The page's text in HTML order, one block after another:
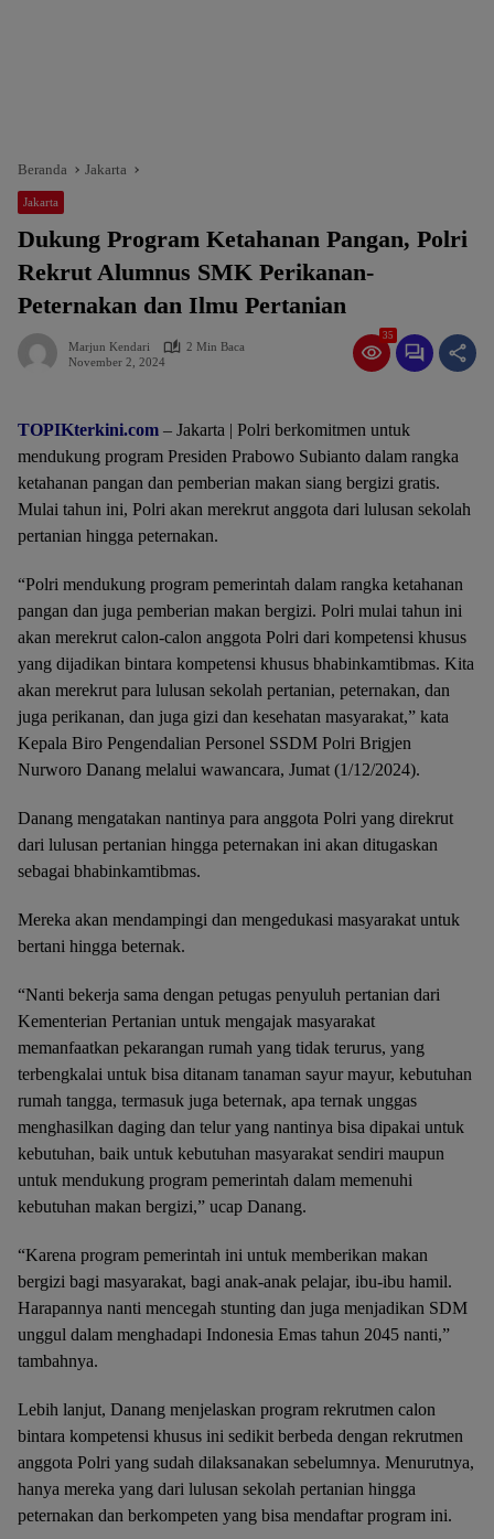
Beranda Jakarta
Jakarta
Dukung Program Ketahanan Pangan, Polri
Rekrut Alumnus SMK Perikanan-
Peternakan dan Ilmu Pertanian
Marjun Kendari
2 Min Baca
November 2, 2024
35
TOPIKterkini.com – Jakarta | Polri berkomitmen untuk
mendukung program Presiden Prabowo Subianto dalam rangka
ketahanan pangan dan pemberian makan siang bergizi gratis.
Mulai tahun ini, Polri akan merekrut anggota dari lulusan sekolah
pertanian hingga peternakan.
“Polri mendukung program pemerintah dalam rangka ketahanan
pangan dan juga pemberian makan bergizi. Polri mulai tahun ini
akan merekrut calon-calon anggota Polri dari kompetensi khusus
yang dijadikan bintara kompetensi khusus bhabinkamtibmas. Kita
akan merekrut para lulusan sekolah pertanian, peternakan, dan
juga perikanan, dan juga gizi dan kesehatan masyarakat,” kata
Kepala Biro Pengendalian Personel SSDM Polri Brigjen
Nurworo Danang melalui wawancara, Jumat (1/12/2024).
Danang mengatakan nantinya para anggota Polri yang direkrut
dari lulusan pertanian hingga peternakan ini akan ditugaskan
sebagai bhabinkamtibmas.
Mereka akan mendampingi dan mengedukasi masyarakat untuk
bertani hingga beternak.
“Nanti bekerja sama dengan petugas penyuluh pertanian dari
Kementerian Pertanian untuk mengajak masyarakat
memanfaatkan pekarangan rumah yang tidak terurus, yang
terbengkalai untuk bisa ditanam tanaman sayur mayur, kebutuhan
rumah tangga, termasuk juga beternak, apa ternak unggas
menghasilkan daging dan telur yang nantinya bisa dipakai untuk
kebutuhan, baik untuk kebutuhan masyarakat sendiri maupun
untuk mendukung program pemerintah dalam memenuhi
kebutuhan makan bergizi,” ucap Danang.
“Karena program pemerintah ini untuk memberikan makan
bergizi bagi masyarakat, bagi anak-anak pelajar, ibu-ibu hamil.
Harapannya nanti mencegah stunting dan juga menjadikan SDM
unggul dalam menghadapi Indonesia Emas tahun 2045 nanti,”
tambahnya.
Lebih lanjut, Danang menjelaskan program rekrutmen calon
bintara kompetensi khusus ini sedikit berbeda dengan rekrutmen
anggota Polri yang sudah dilaksanakan sebelumnya. Menurutnya,
hanya mereka yang dari lulusan sekolah pertanian hingga
peternakan dan berkompeten yang bisa mendaftar program ini.